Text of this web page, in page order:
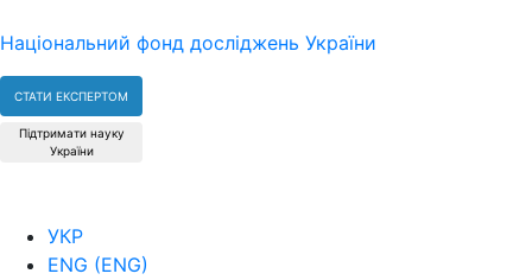
Національний фонд досліджень України
СТАТИ ЕКСПЕРТОМ
Підтримати науку
України
УКР
ENG (ENG)